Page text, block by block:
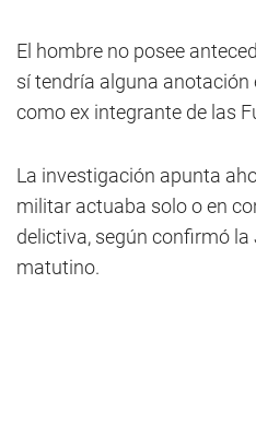
El hombre no posee
sí tendría alguna anotación
como ex integrante de las
La investigación apunta
militar actuaba solo o en
delictiva, según confirmó la
matutino.